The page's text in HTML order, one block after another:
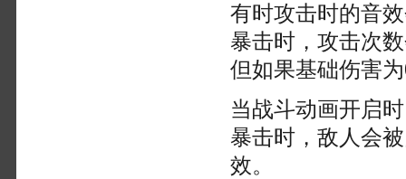
有时攻击时的音
暴击时，攻击次
但如果基础伤害
当战斗动画开启
暴击时，敌人会
效。